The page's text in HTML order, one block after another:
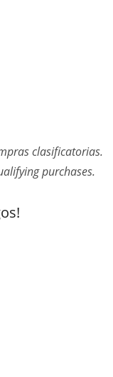
clasificatorias.
purchases.